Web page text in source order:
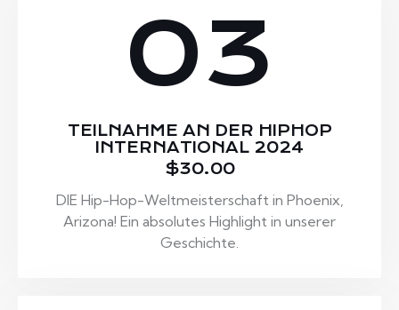
03
TEILNAHME AN DER HIPHOP
INTERNATIONAL 2024
$30.00
DIE Hip-Hop-Weltmeisterschaft in Phoenix,
Arizona! Ein absolutes Highlight in unserer
Geschichte.